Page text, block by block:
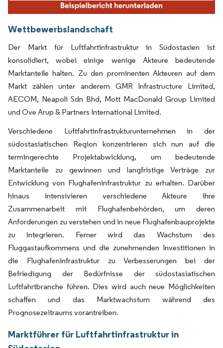
Wettbewerbslandschaft
Der Markt für Luftfahrtinfrastruktur in Südostasien ist
konsolidiert, wobei einige wenige Akteure bedeutende
Marktanteile halten. Zu den prominenten Akteuren auf dem
Markt zählen unter anderem GMR Infrastructure Limited,
AECOM, Neapoli Sdn Bhd, Mott MacDonald Group Limited
und Ove Arup & Partners International Limited.
Verschiedene Luftfahrtinfrastrukturunternehmen in der
südostasiatischen Region konzentrieren sich nun auf die
termingerechte Projektabwicklung, um bedeutende
Marktanteile zu gewinnen und langfristige Verträge zur
Entwicklung von Flughafeninfrastruktur zu erhalten. Darüber
hinaus intensivieren verschiedene Akteure ihre
Zusammenarbeit mit Flughafenbehörden, um deren
Anforderungen zu verstehen und in neue Flughafenbauprojekte
zu integrieren. Ferner wird das Wachstum des
Fluggastaufkommens und die zunehmenden Investitionen in
die Flughafeninfrastruktur zu Verbesserungen bei der
Befriedigung der Bedürfnisse der südostasiatischen
Luftfahrtbranche führen. Dies wird auch neue Möglichkeiten
schaffen und das Marktwachstum während des
Prognosezeitraums vorantreiben.
Marktführer für Luftfahrtinfrastruktur in